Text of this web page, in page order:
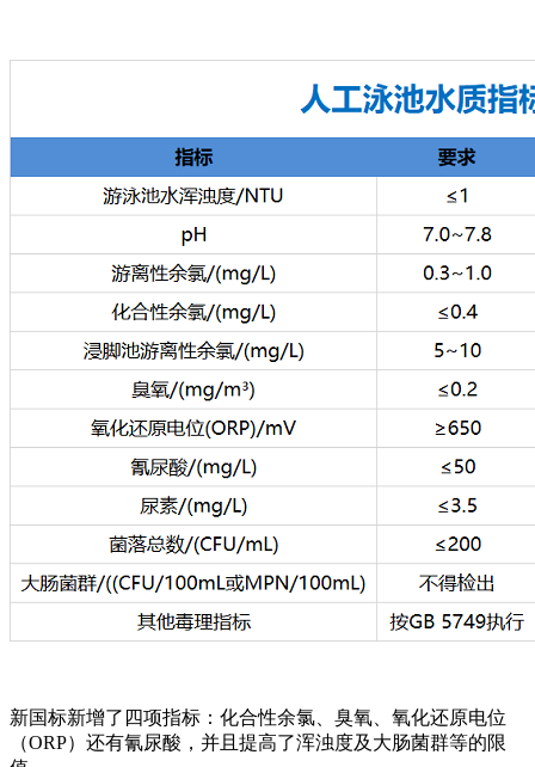
新国标新增了四项指标：化合性余氯、臭氧、氧化还原电位
（ORP）还有氰尿酸，并且提高了浑浊度及大肠菌群等的限